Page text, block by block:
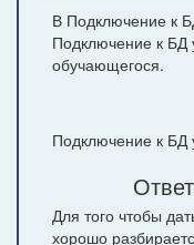
В Подключение к
Подключение к БД
обучающегося.
Подключение к БД
Для того чтобы
хорошо